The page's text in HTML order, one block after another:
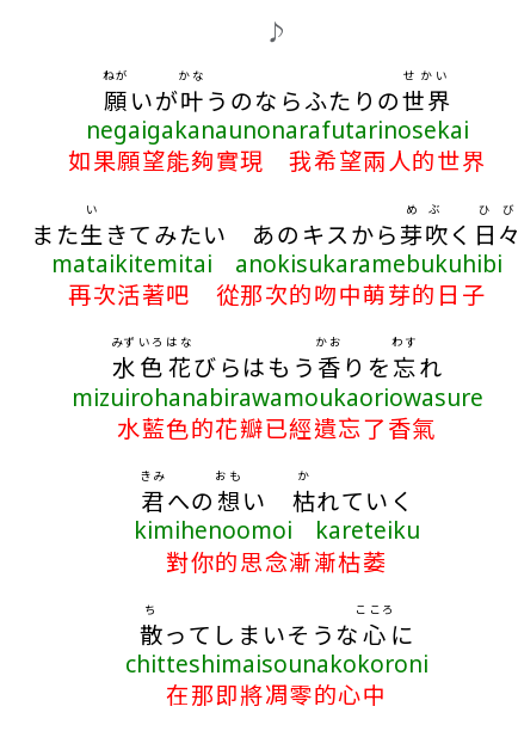
♪
願
ねが
いが叶
かな
うのならふたりの世界
せかい
negaigakanaunonarafutarinosekai
如果願望能夠實現 我希望兩人的世界
また生
い
きてみたい あのキスから芽吹
めぶ
く 日々
ひび
mataikitemitai anokisukaramebukuhibi
再次活著吧 從那次的吻中萌芽的日子
水
みず
色
いろ
花
はな
びらはもう 香
かお
りを忘
わす
れ
mizuirohanabirawamoukaoriowasure
水藍色的花瓣已經遺忘了香氣
君
きみ
への 想
おも
い 枯
か
れていく
kimihenoomoi kareteiku
對你的思念漸漸枯萎
散
ち
ってしまいそうな心
こころ
に
chitteshimaisounakokoroni
在那即將凋零的心中